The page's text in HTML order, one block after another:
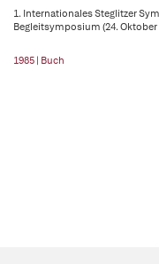
1. Internationales Steglitzer
Begleitsymposium (24. Oktober
1985 | Buch